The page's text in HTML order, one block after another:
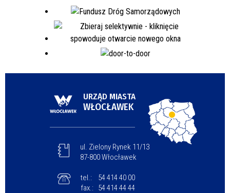
URZĄD MIASTA
WŁOCŁAWEK
ul. Zielony Rynek 11/13
87-800 Włocławek
tel.:
54 414 40 00
fax.:
54 414 44 44